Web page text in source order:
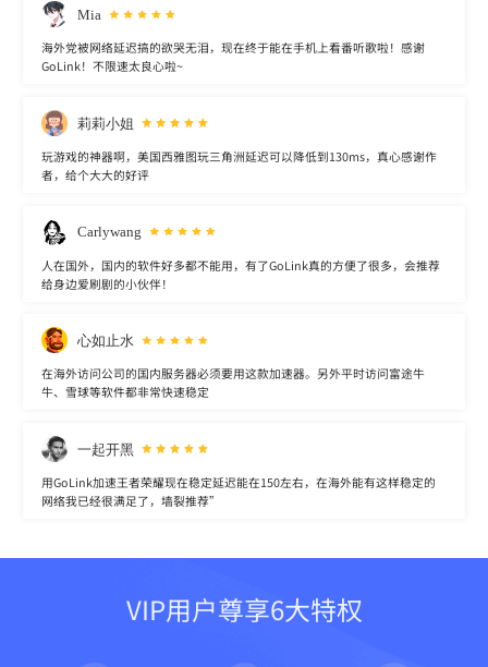
Mia
海外党被网络延迟搞的欲哭无泪，现在终于能在手机上看番听歌啦！感谢
GoLink！不限速太良心啦~
莉莉小姐
玩游戏的神器啊，美国西雅图玩三角洲延迟可以降低到130ms，真心感谢作
者，给个大大的好评
Carlywang
人在国外，国内的软件好多都不能用，有了GoLink真的方便了很多，会推荐
给身边爱刷剧的小伙伴！
心如止水
在海外访问公司的国内服务器必须要用这款加速器。另外平时访问富途牛
牛、雪球等软件都非常快速稳定
一起开黑
用GoLink加速王者荣耀现在稳定延迟能在150左右，在海外能有这样稳定的
网络我已经很满足了，墙裂推荐”
VIP用户尊享6大特权